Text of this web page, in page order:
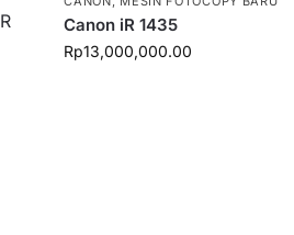
Canon iR 1435
Rp13,000,000.00